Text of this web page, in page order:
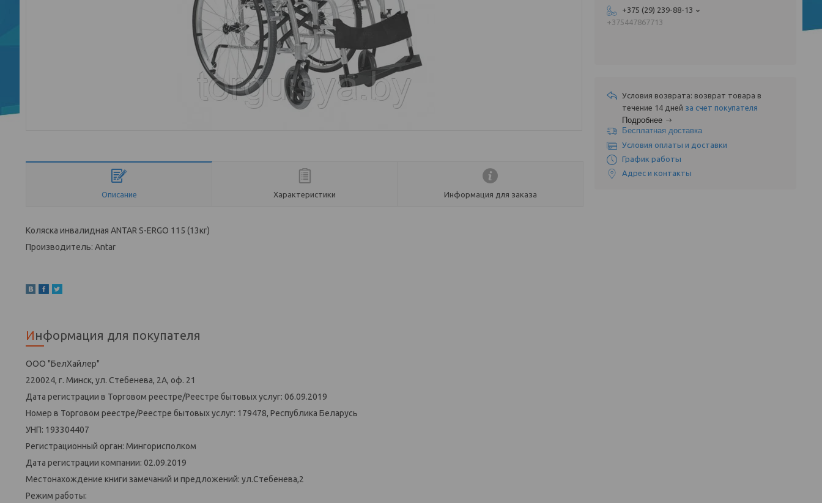
Описание Характеристики Информация для заказа
Коляска инвалидная ANTAR S-ERGO 115 (13кг)
Производитель: Antar
Информация для покупателя
ООО "БелХайлер"
220024, г. Минск, ул. Стебенева, 2А, оф. 21
Дата регистрации в Торговом реестре/Реестре бытовых услуг: 06.09.2019
Номер в Торговом реестре/Реестре бытовых услуг: 179478, Республика Беларусь
УНП: 193304407
Регистрационный орган: Мингорисполком
Дата регистрации компании: 02.09.2019
Местонахождение книги замечаний и предложений: ул.Стебенева,2
Режим работы:
+375 (29) 239-88-13
+375447867713
возврат товара в
течение 14 дней за счет покупателя
Подробнее
Бесплатная доставка
Условия оплаты и доставки
График работы
Адрес и контакты